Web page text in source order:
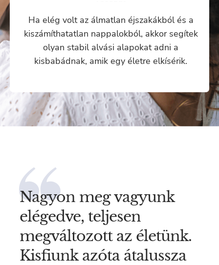
Ha elég volt az álmatlan éjszakákból és a
kiszámíthatatlan nappalokból, akkor segítek
olyan stabil alvási alapokat adni a
kisbabádnak, amik egy életre elkísérik.
Nagyon meg vagyunk
elégedve, teljesen
megváltozott az életünk.
Kisfiunk azóta átalussza